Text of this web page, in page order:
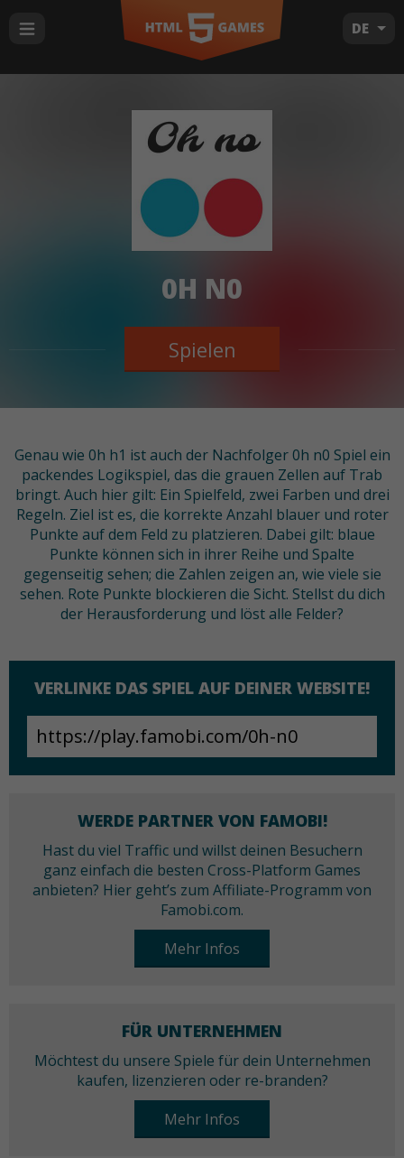
DE
0H N0
Spielen
Genau wie 0h h1 ist auch der Nachfolger 0h n0 Spiel ein
packendes Logikspiel, das die grauen Zellen auf Trab
bringt. Auch hier gilt: Ein Spielfeld, zwei Farben und drei
Regeln. Ziel ist es, die korrekte Anzahl blauer und roter
Punkte auf dem Feld zu platzieren. Dabei gilt: blaue
Punkte können sich in ihrer Reihe und Spalte
gegenseitig sehen; die Zahlen zeigen an, wie viele sie
sehen. Rote Punkte blockieren die Sicht. Stellst du dich
der Herausforderung und löst alle Felder?
VERLINKE DAS SPIEL AUF DEINER WEBSITE!
WERDE PARTNER VON FAMOBI!
Hast du viel Traffic und willst deinen Besuchern
ganz einfach die besten Cross-Platform Games
anbieten? Hier geht’s zum Affiliate-Programm von
Famobi.com.
Mehr Infos
FÜR UNTERNEHMEN
Möchtest du unsere Spiele für dein Unternehmen
kaufen, lizenzieren oder re-branden?
Mehr Infos